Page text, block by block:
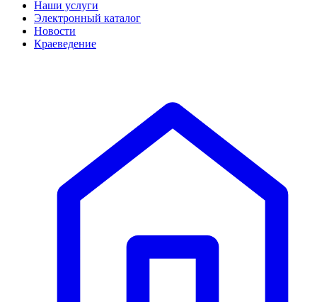
Наши услуги
Электронный каталог
Новости
Краеведение